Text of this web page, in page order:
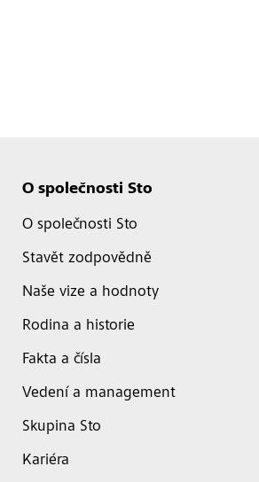
O společnosti Sto
O společnosti Sto
Stavět zodpovědně
Naše vize a hodnoty
Rodina a historie
Fakta a čísla
Vedení a management
Skupina Sto
Kariéra